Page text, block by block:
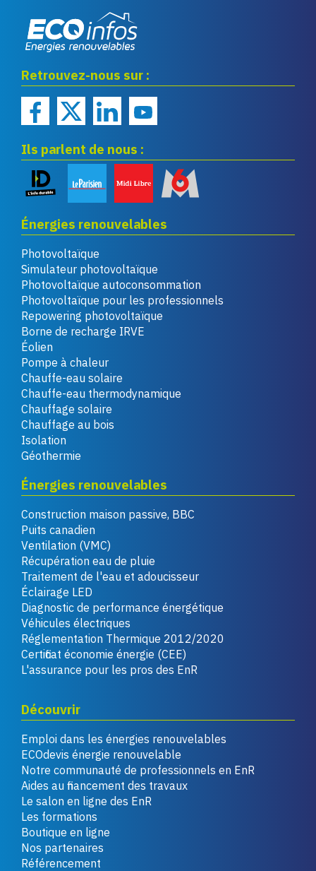
renouvelables
Retrouvez-nous sur :
Ils parlent de nous :
Énergies renouvelables
Photovoltaïque
Simulateur photovoltaïque
Photovoltaïque autoconsommation
Photovoltaïque pour les professionnels
Repowering photovoltaïque
Borne de recharge IRVE
Éolien
Pompe à chaleur
Chauffe-eau solaire
Chauffe-eau thermodynamique
Chauffage solaire
Chauffage au bois
Isolation
Géothermie
Énergies renouvelables
Construction maison passive, BBC
Puits canadien
Ventilation (VMC)
Récupération eau de pluie
Traitement de l'eau et adoucisseur
Éclairage LED
Diagnostic de performance énergétique
Véhicules électriques
Réglementation Thermique 2012/2020
Certificat économie énergie (CEE)
L'assurance pour les pros des EnR
Découvrir
Emploi dans les énergies renouvelables
ECOdevis énergie renouvelable
Notre communauté de professionnels en EnR
Aides au financement des travaux
Le salon en ligne des EnR
Les formations
Boutique en ligne
Nos partenaires
Référencement